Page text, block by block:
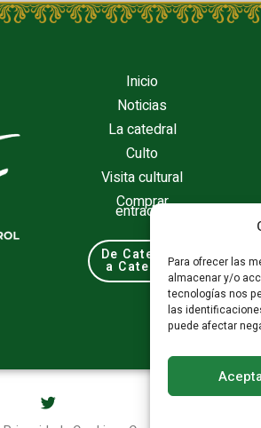
Para ofrecer las
almacenar y/o
tecnologías nos
las
puede afectar
Inicio
Noticias
La catedral
Culto
Visita cultural
Comprar
entradas
De Catedral
a Catedral